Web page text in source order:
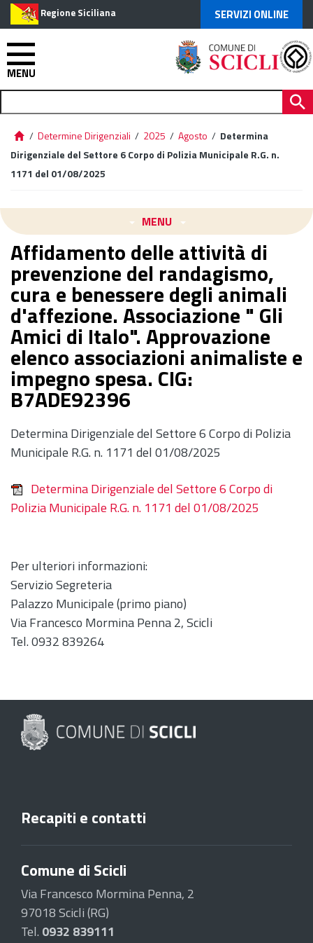
Regione Siciliana SERVIZI ONLINE
MENU
/ Determine Dirigenziali / 2025 / Agosto / Determina
Dirigenziale del Settore 6 Corpo di Polizia Municipale R.G. n.
1171 del 01/08/2025
MENU
Affidamento delle attività di
prevenzione del randagismo,
cura e benessere degli animali
d'affezione. Associazione " Gli
Amici di Italo". Approvazione
elenco associazioni animaliste e
impegno spesa. CIG:
B7ADE92396
Determina Dirigenziale del Settore 6 Corpo di Polizia
Municipale R.G. n. 1171 del 01/08/2025
Determina Dirigenziale del Settore 6 Corpo di
Polizia Municipale R.G. n. 1171 del 01/08/2025
Per ulteriori informazioni:
Servizio Segreteria
Palazzo Municipale (primo piano)
Via Francesco Mormina Penna 2, Scicli
Tel. 0932 839264
Recapiti e contatti
Comune di Scicli
Via Francesco Mormina Penna, 2
97018 Scicli (RG)
Tel. 0932 839111